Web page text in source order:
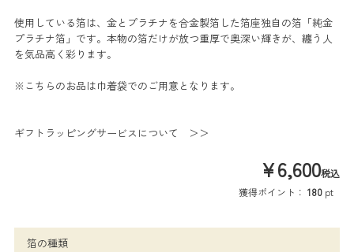
使用している箔は、金とプラチナを合金製箔した箔座独自の箔「純金
プラチナ箔」です。本物の箔だけが放つ重厚で奥深い輝きが、纏う人
を気品高く彩ります。
※こちらのお品は巾着袋でのご用意となります。
ギフトラッピングサービスについて ＞＞
¥6,600税込
獲得ポイント： 180 pt
箔の種類